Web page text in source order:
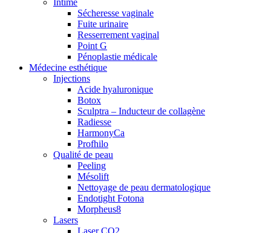
Intime
Sécheresse vaginale
Fuite urinaire
Resserrement vaginal
Point G
Pénoplastie médicale
Médecine esthétique
Injections
Acide hyaluronique
Botox
Sculptra – Inducteur de collagène
Radiesse
HarmonyCa
Profhilo
Qualité de peau
Peeling
Mésolift
Nettoyage de peau dermatologique
Endotight Fotona
Morpheus8
Lasers
Laser CO2